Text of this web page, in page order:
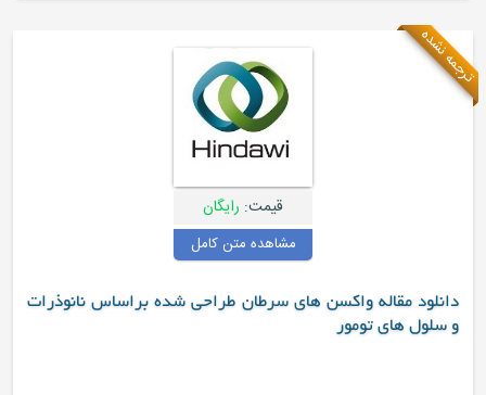
ترجمه نشده
قیمت: رایگان
مشاهده متن کامل
دانلود مقاله واکسن های سرطان طراحی شده براساس نانوذرات
و سلول های تومور